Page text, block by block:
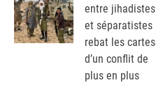
entre jihadistes
et séparatistes
rebat les cartes
d’un conflit de
plus en plus